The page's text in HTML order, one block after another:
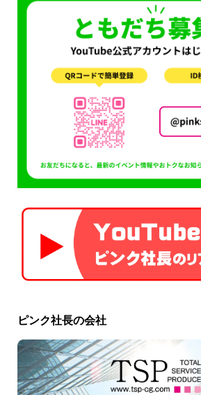
ピンク社長の会社